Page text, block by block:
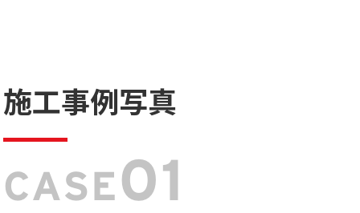
施工事例写真
CASE01